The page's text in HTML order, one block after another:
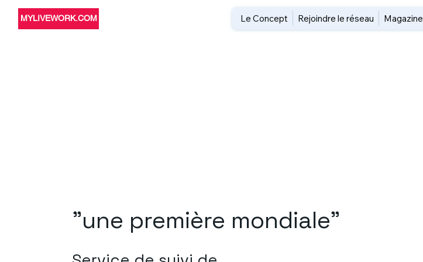
"une première mondiale"
MYLIVEWORK.COM Le Concept Rejoindre le réseau Magazine